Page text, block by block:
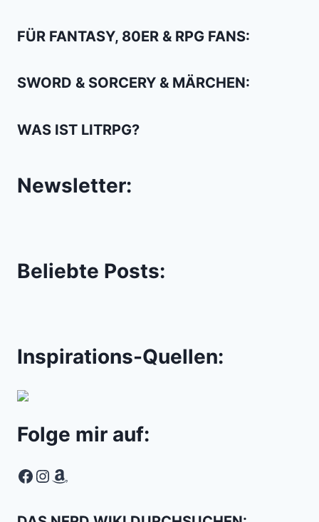
FÜR FANTASY, 80ER & RPG FANS:
SWORD & SORCERY & MÄRCHEN:
WAS IST LITRPG?
Newsletter:
Beliebte Posts:
Inspirations-Quellen:
Folge mir auf:
Facebook
Instagram
Amazon